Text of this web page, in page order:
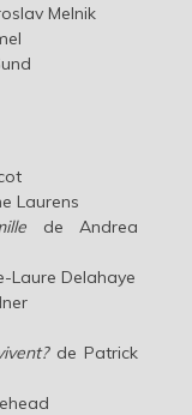
Melnik
Laurens
de Andrea
Laure Delahaye
de Patrick